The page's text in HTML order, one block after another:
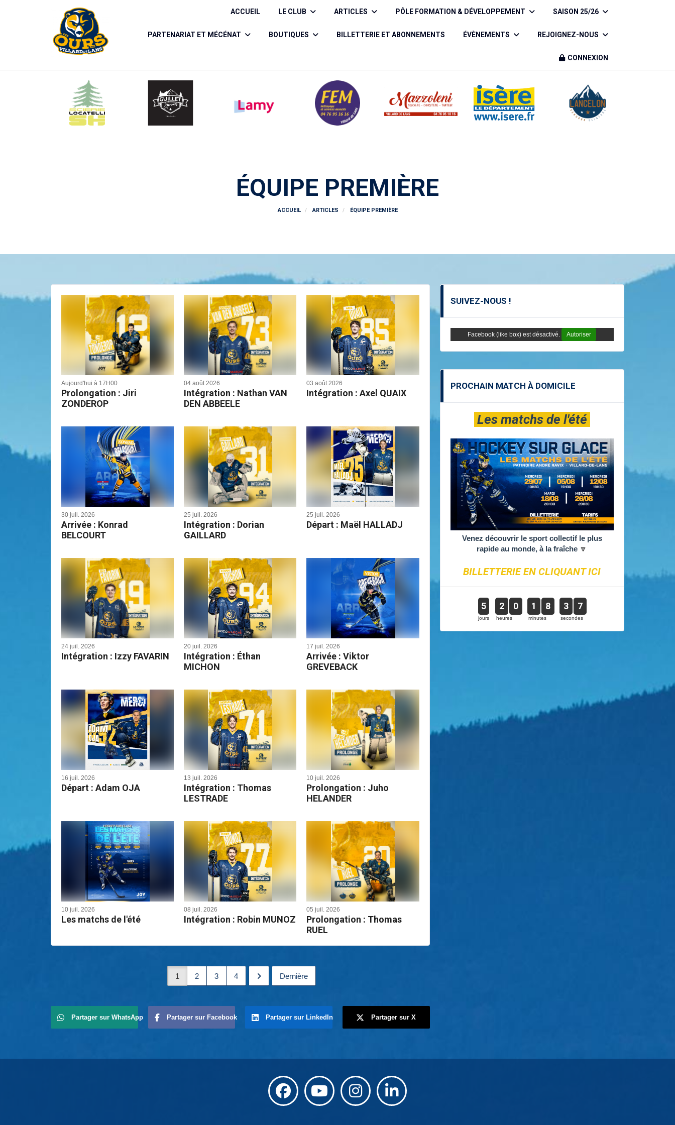
ACCUEIL LE CLUB ARTICLES PÔLE FORMATION & DÉVELOPPEMENT SAISON 25/26
PARTENARIAT ET MÉCÉNAT BOUTIQUES BILLETTERIE ET ABONNEMENTS ÉVÈNEMENTS REJOIGNEZ-NOUS
CONNEXION
ÉQUIPE PREMIÈRE
ACCUEIL ARTICLES ÉQUIPE PREMIÈRE
Aujourd'hui à 17H00
Prolongation : Jiri
ZONDEROP
04 août 2026
Intégration : Nathan VAN
DEN ABBEELE
03 août 2026
Intégration : Axel QUAIX
30 juil. 2026
Arrivée : Konrad
BELCOURT
25 juil. 2026
Intégration : Dorian
GAILLARD
25 juil. 2026
Départ : Maël HALLADJ
24 juil. 2026
Intégration : Izzy FAVARIN
20 juil. 2026
Intégration : Éthan
MICHON
17 juil. 2026
Arrivée : Viktor
GREVEBACK
16 juil. 2026
Départ : Adam OJA
13 juil. 2026
Intégration : Thomas
LESTRADE
10 juil. 2026
Prolongation : Juho
HELANDER
10 juil. 2026
Les matchs de l'été
08 juil. 2026
Intégration : Robin MUNOZ
05 juil. 2026
Prolongation : Thomas
RUEL
1 2 3 4 Dernière
Partager sur WhatsApp Partager sur Facebook Partager sur LinkedIn Partager sur X
SUIVEZ-NOUS !
Facebook (like box) est désactivé. Autoriser
PROCHAIN MATCH À DOMICILE
Les matchs de l'été
Venez découvrir le sport collectif le plus
rapide au monde, à la fraîche 🔽
BILLETTERIE EN CLIQUANT ICI
5
jours
2 0
heures
1 8
minutes
3 6
secondes
Panneau de gestion des cookies